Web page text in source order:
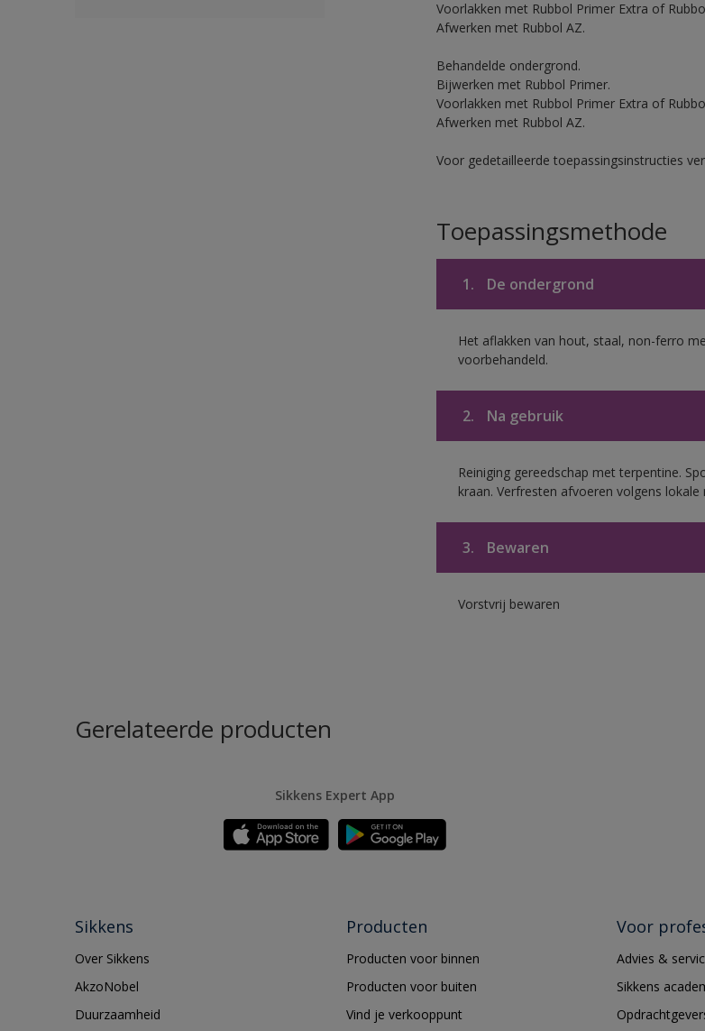
Voorlakken met Rubbol Primer Extra of
Afwerken met Rubbol AZ.
Behandelde ondergrond.
Bijwerken met Rubbol Primer.
Voorlakken met Rubbol Primer Extra of
Afwerken met Rubbol AZ.
Voor gedetailleerde toepassingsinstructies
Toepassingsmethode
1. De ondergrond
Het aflakken van hout, staal, non-ferro
voorbehandeld.
2. Na gebruik
Reiniging gereedschap met terpentine.
kraan. Verfresten afvoeren volgens lokale
3. Bewaren
Vorstvrij bewaren
Gerelateerde producten
Sikkens Expert App
Sikkens
Over Sikkens
AkzoNobel
Duurzaamheid
Producten
Producten voor binnen
Producten voor buiten
Vind je verkooppunt
Voor
Advies &
Sikkens